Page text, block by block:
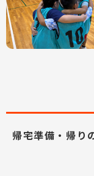
帰宅準備・帰り